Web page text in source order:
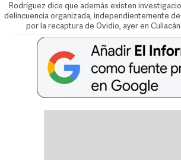
Rodríguez dice que además existen
delincuencia organizada, independientemente
por la recaptura de Ovidio, ayer en